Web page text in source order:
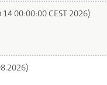
00:00:00 CEST 2026)